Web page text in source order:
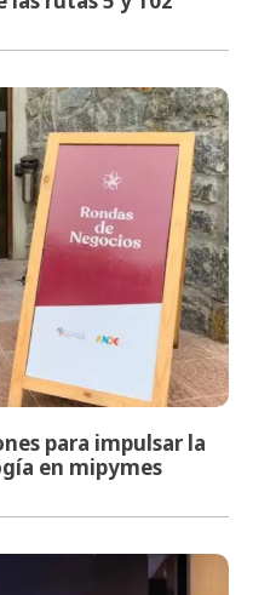
para impulsar la
en mipymes